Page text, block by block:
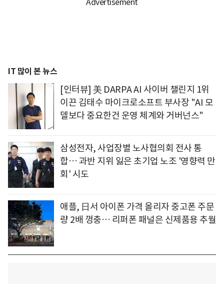
IT 많이 본 뉴스
[인터뷰] 美 DARPA AI 사이버 챌린지 1위
이끈 김태수 마이크로소프트 부사장 "AI 모
델보다 중요한건 운영 체계와 거버넌스"
삼성전자, 사업장별 노사협의회 전사 통
합… 과반 지위 잃은 초기업 노조 '영향력 만
회' 시도
애플, 日서 아이폰 가격 올리자 중고폰 주문
량 2배 껑충… 리퍼폰 패널은 신제품용 추월